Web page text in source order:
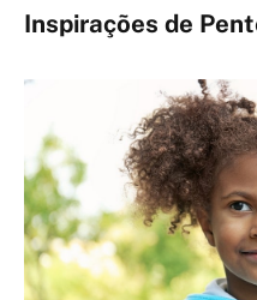
Inspirações de